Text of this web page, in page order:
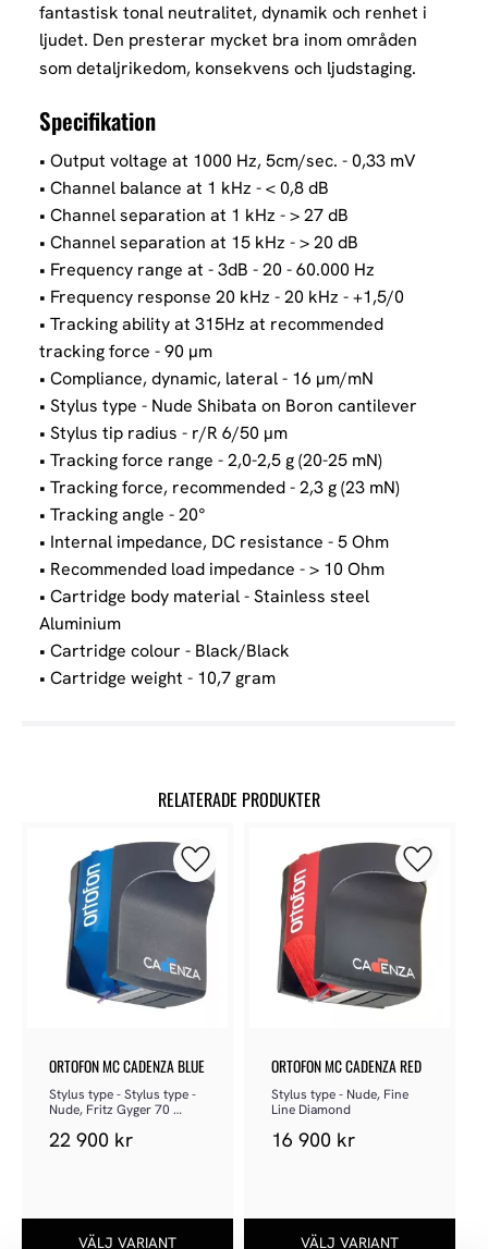
fantastisk tonal neutralitet, dynamik och renhet i
ljudet. Den presterar mycket bra inom områden
som detaljrikedom, konsekvens och ljudstaging.
Specifikation
• Output voltage at 1000 Hz, 5cm/sec. - 0,33 mV
• Channel balance at 1 kHz - < 0,8 dB
• Channel separation at 1 kHz - > 27 dB
• Channel separation at 15 kHz - > 20 dB
• Frequency range at - 3dB - 20 - 60.000 Hz
• Frequency response 20 kHz - 20 kHz - +1,5/0
• Tracking ability at 315Hz at recommended
tracking force - 90 µm
• Compliance, dynamic, lateral - 16 µm/mN
• Stylus type - Nude Shibata on Boron cantilever
• Stylus tip radius - r/R 6/50 µm
• Tracking force range - 2,0-2,5 g (20-25 mN)
• Tracking force, recommended - 2,3 g (23 mN)
• Tracking angle - 20°
• Internal impedance, DC resistance - 5 Ohm
• Recommended load impedance - > 10 Ohm
• Cartridge body material - Stainless steel
Aluminium
• Cartridge colour - Black/Black
• Cartridge weight - 10,7 gram
RELATERADE PRODUKTER
ORTOFON MC CADENZA BLUE
Stylus type - Stylus type -
Nude, Fritz Gyger 70
22 900 kr
Lägg till i favoriter
ORTOFON MC CADENZA RED
Stylus type - Nude, Fine
Line Diamond
16 900 kr
Lägg till